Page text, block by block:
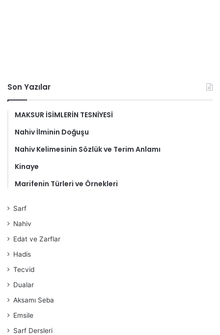
Son Yazılar
MAKSUR İSİMLERİN TESNİYESİ
Nahiv İlminin Doğuşu
Nahiv Kelimesinin Sözlük ve Terim Anlamı
Kinaye
Marifenin Türleri ve Örnekleri
Sarf
Nahiv
Edat ve Zarflar
Hadis
Tecvid
Dualar
Aksamı Seba
Emsile
Sarf Dersleri